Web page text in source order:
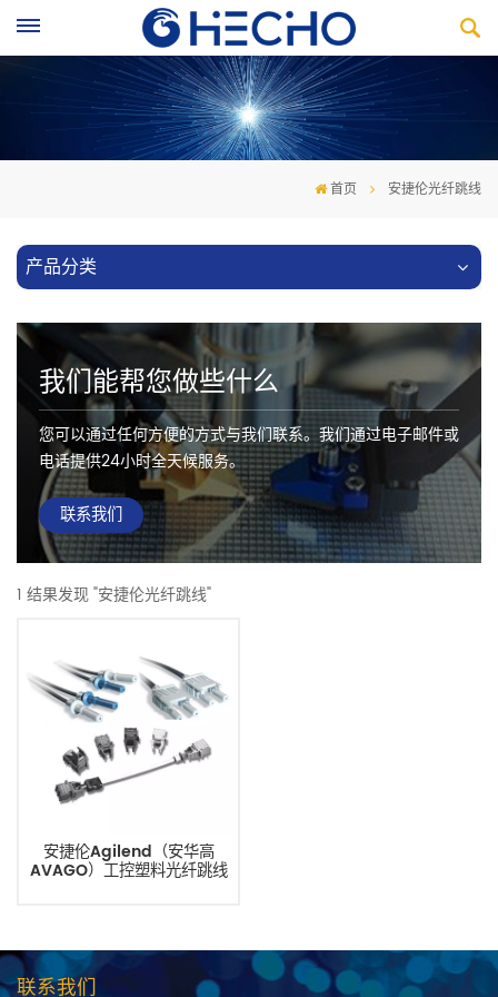
首页 安捷伦光纤跳线
产品分类
我们能帮您做些什么
您可以通过任何方便的方式与我们联系。我们通过电子邮件或
电话提供24小时全天候服务。
联系我们
1 结果发现 "安捷伦光纤跳线"
安捷伦Agilend（安华高
AVAGO）工控塑料光纤跳线
联系我们